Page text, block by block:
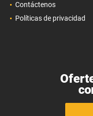
Contáctenos
Políticas de privacidad